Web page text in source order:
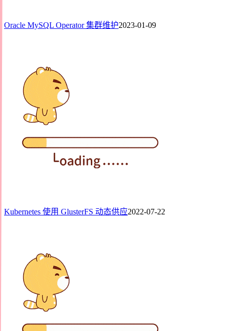
Oracle MySQL Operator 集群维护2023-01-09
Kubernetes 使用 GlusterFS 动态供应2022-07-22